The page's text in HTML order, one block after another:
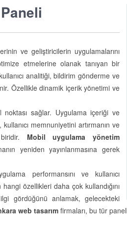
ve geliştiricilerin uygulamalarını
etmelerine olanak tanıyan bir
analitiği, bildirim gönderme ve
Özellikle dinamik içerik yönetimi ve
sağlar. Uygulama içeriği ve
memnuniyetini artırmanın ve
Mobil uygulama yönetim
yeniden yayınlanmasına gerek
performansını ve kullanıcı
hangi özellikleri daha çok kullandığını
gördüğünü anlamak, gelecekteki
web tasarım firmaları, bu tür